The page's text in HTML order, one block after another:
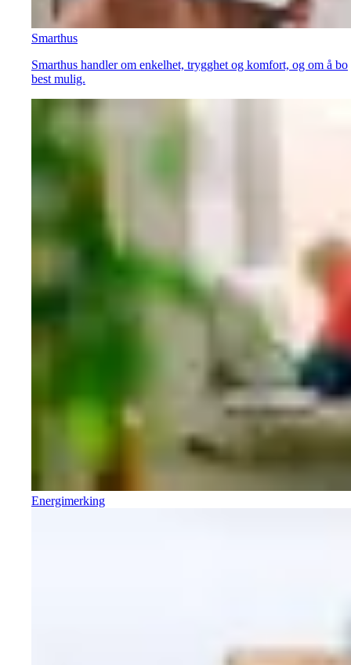
Smarthus
Smarthus handler om enkelhet, trygghet og komfort, og om å bo
best mulig.
Energimerking